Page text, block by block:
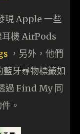
現 Apple 一些
耳機 AirPods
，另外，他們
牙尋物標籤如
過 Find My 同
。